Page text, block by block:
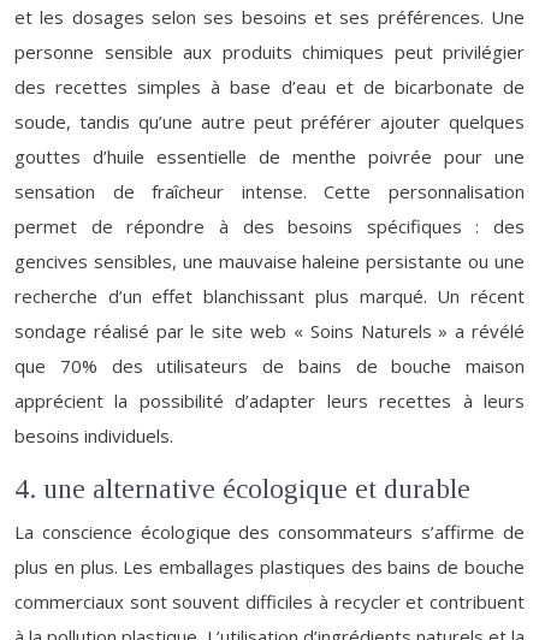
et les dosages selon ses besoins et ses préférences. Une
personne sensible aux produits chimiques peut privilégier
des recettes simples à base d’eau et de bicarbonate de
soude, tandis qu’une autre peut préférer ajouter quelques
gouttes d’huile essentielle de menthe poivrée pour une
sensation de fraîcheur intense. Cette personnalisation
permet de répondre à des besoins spécifiques : des
gencives sensibles, une mauvaise haleine persistante ou une
recherche d’un effet blanchissant plus marqué. Un récent
sondage réalisé par le site web « Soins Naturels » a révélé
que 70% des utilisateurs de bains de bouche maison
apprécient la possibilité d’adapter leurs recettes à leurs
besoins individuels.
4. une alternative écologique et durable
La conscience écologique des consommateurs s’affirme de
plus en plus. Les emballages plastiques des bains de bouche
commerciaux sont souvent difficiles à recycler et contribuent